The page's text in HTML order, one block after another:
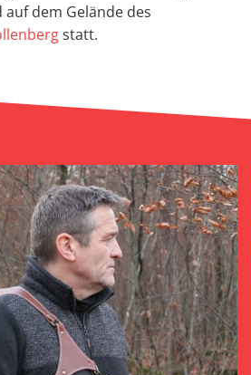
dem Gelände des
statt.